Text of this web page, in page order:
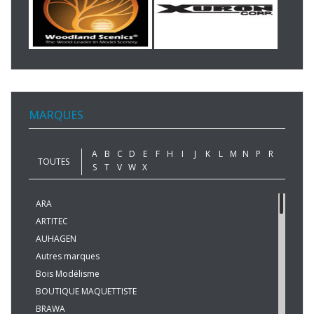
MARQUES
TOUTES
A B C D E F H I J K L M N P
R
S
T V W X
ARA
ARTITEC
AUHAGEN
Autres marques
Bois Modélisme
BOUTIQUE MAQUETTISTE
BRAWA